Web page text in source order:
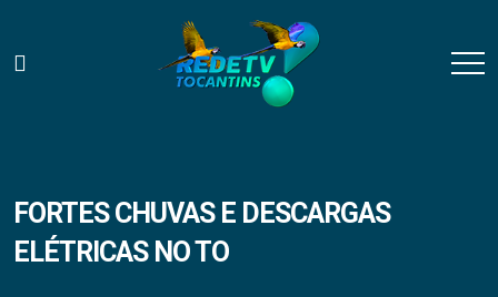
FORTES CHUVAS E DESCARGAS
ELÉTRICAS NO TO